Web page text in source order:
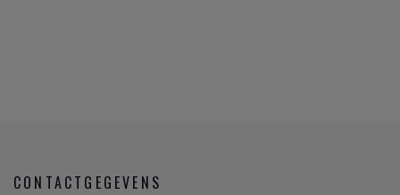
CONTACTGEGEVENS